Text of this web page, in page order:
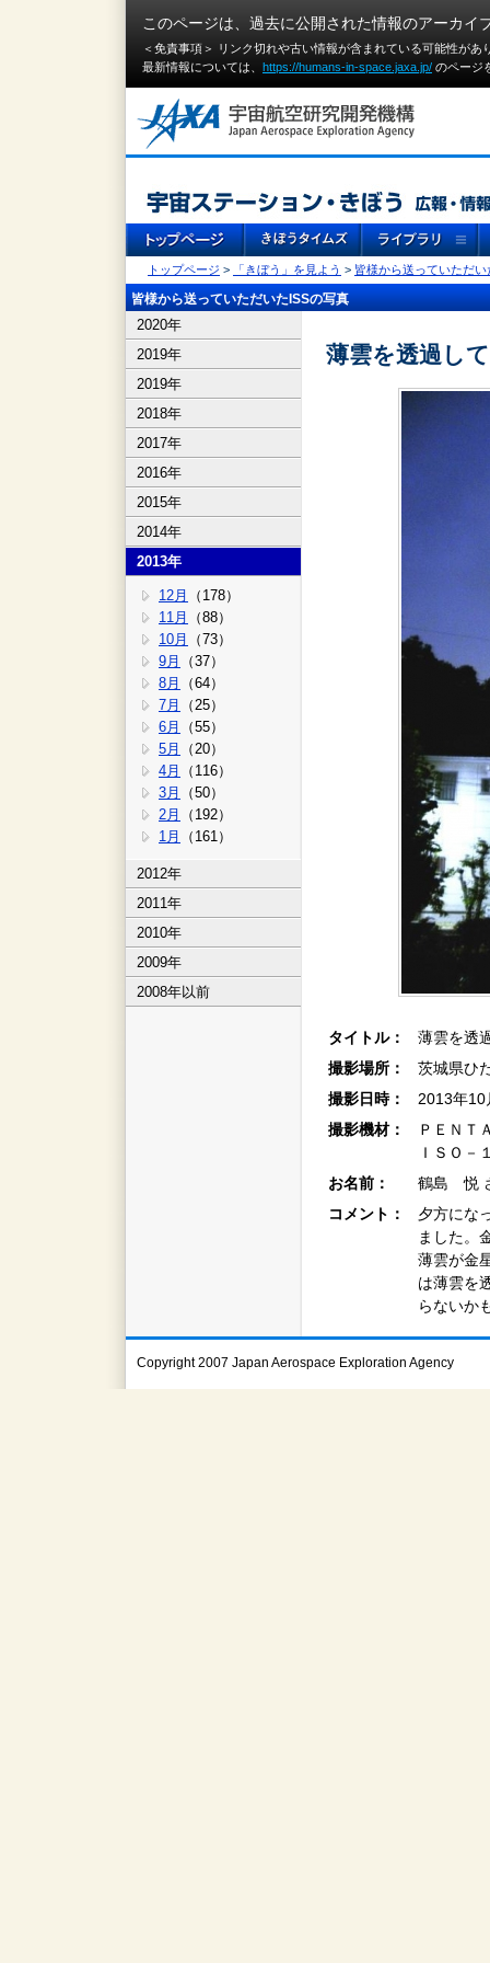
このページは、過去に公開された情報のアーカイ
＜免責事項＞ リンク切れや古い情報が含まれている可能性が
最新情報については、 https://humans-in-space.jaxa.jp/ のページ
トップページ > 「きぼう」を見よう > 皆様から送っていただい
皆様から送っていただいたISSの写真
2020年
2019年
2019年
2018年
2017年
2016年
2015年
2014年
2013年
12月
（178）
11月
（88）
10月
（73）
9月
（37）
8月
（64）
7月
（25）
6月
（55）
5月
（20）
4月
（116）
3月
（50）
2月
（192）
1月
（161）
2012年
2011年
2010年
2009年
2008年以前
薄雲を透過し
タイトル：
薄雲を透
撮影場所：
茨城県ひ
撮影日時：
2013年
撮影機材：
ＰＥＮ
ＩＳＯ－
お名前：
鶴島 悦
コメント：
夕方にな
ました。
薄雲が金
は薄雲を
らないか
Copyright 2007 Japan Aerospace Exploration Agency